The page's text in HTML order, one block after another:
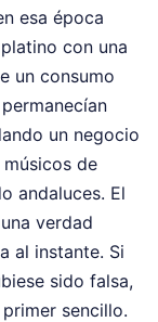
esa época
con una
un consumo
un negocio
de
andaluces. El
verdad
al instante. Si
sido falsa,
sencillo.